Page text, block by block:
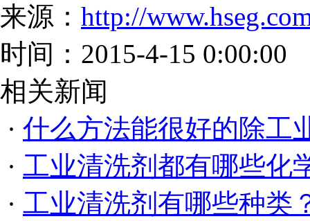
来源： http://
时间：2015-4-15 0:00:00
相关新闻
· 什么方法能很好的除工
· 工业清洗剂都有哪些化
· 工业清洗剂有哪些种类